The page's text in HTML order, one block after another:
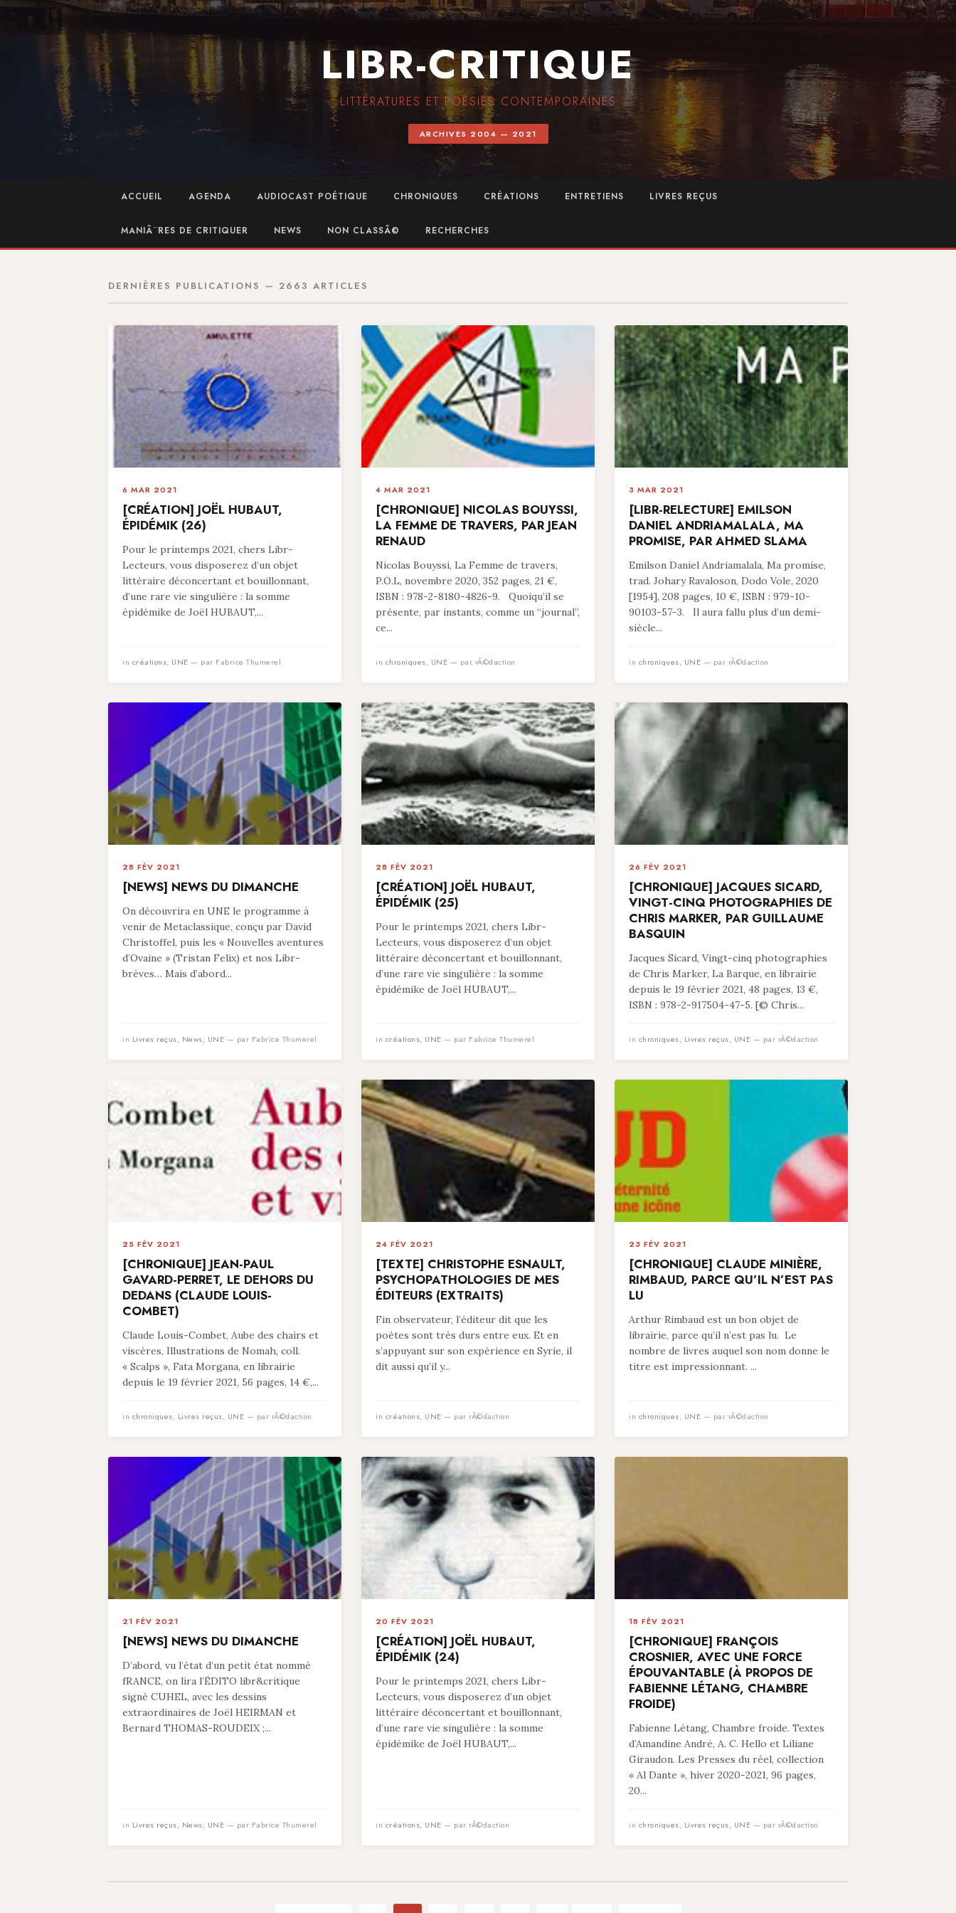
LIBR-CRITIQUE
LITTÉRATURES ET POÉSIES CONTEMPORAINES
ARCHIVES 2004 — 2021
ACCUEIL AGENDA AUDIOCAST POÉTIQUE CHRONIQUES CRÉATIONS ENTRETIENS LIVRES REÇUS
MANIÃ¨RES DE CRITIQUER NEWS NON CLASSÃ© RECHERCHES
DERNIÈRES PUBLICATIONS — 2663 ARTICLES
6 MAR 2021
[CRÉATION] JOËL HUBAUT,
ÉPIDÉMIK (26)
Pour le printemps 2021, chers Libr-
Lecteurs, vous disposerez d’un objet
littéraire déconcertant et bouillonnant,
d’une rare vie singulière : la somme
épidémike de Joël HUBAUT,...
in créations, UNE — par Fabrice Thumerel
4 MAR 2021
[CHRONIQUE] NICOLAS BOUYSSI,
LA FEMME DE TRAVERS, PAR JEAN
RENAUD
Nicolas Bouyssi, La Femme de travers,
P.O.L, novembre 2020, 352 pages, 21 €,
ISBN : 978-2-8180-4826-9. Quoiqu’il se
présente, par instants, comme un “journal”,
ce...
in chroniques, UNE — par rÃ©daction
3 MAR 2021
[LIBR-RELECTURE] EMILSON
DANIEL ANDRIAMALALA, MA
PROMISE, PAR AHMED SLAMA
Emilson Daniel Andriamalala, Ma promise,
trad. Johary Ravaloson, Dodo Vole, 2020
[1954], 208 pages, 10 €, ISBN : 979-10-
90103-57-3. Il aura fallu plus d’un demi-
siècle...
in chroniques, UNE — par rÃ©daction
28 FÉV 2021
[NEWS] NEWS DU DIMANCHE
On découvrira en UNE le programme à
venir de Metaclassique, conçu par David
Christoffel, puis les « Nouvelles aventures
d’Ovaine » (Tristan Felix) et nos Libr-
brèves… Mais d’abord...
in Livres reçus, News, UNE — par Fabrice Thumerel
28 FÉV 2021
[CRÉATION] JOËL HUBAUT,
ÉPIDÉMIK (25)
Pour le printemps 2021, chers Libr-
Lecteurs, vous disposerez d’un objet
littéraire déconcertant et bouillonnant,
d’une rare vie singulière : la somme
épidémike de Joël HUBAUT,...
in créations, UNE — par Fabrice Thumerel
26 FÉV 2021
[CHRONIQUE] JACQUES SICARD,
VINGT-CINQ PHOTOGRAPHIES DE
CHRIS MARKER, PAR GUILLAUME
BASQUIN
Jacques Sicard, Vingt-cinq photographies
de Chris Marker, La Barque, en librairie
depuis le 19 février 2021, 48 pages, 13 €,
ISBN : 978-2-917504-47-5. [© Chris...
in chroniques, Livres reçus, UNE — par rÃ©daction
25 FÉV 2021
[CHRONIQUE] JEAN-PAUL
GAVARD-PERRET, LE DEHORS DU
DEDANS (CLAUDE LOUIS-
COMBET)
Claude Louis-Combet, Aube des chairs et
viscères, Illustrations de Nomah, coll.
« Scalps », Fata Morgana, en librairie
depuis le 19 février 2021, 56 pages, 14 €,...
in chroniques, Livres reçus, UNE — par rÃ©daction
24 FÉV 2021
[TEXTE] CHRISTOPHE ESNAULT,
PSYCHOPATHOLOGIES DE MES
ÉDITEURS (EXTRAITS)
Fin observateur, l’éditeur dit que les
poètes sont très durs entre eux. Et en
s’appuyant sur son expérience en Syrie, il
dit aussi qu’il y...
in créations, UNE — par rÃ©daction
23 FÉV 2021
[CHRONIQUE] CLAUDE MINIÈRE,
RIMBAUD, PARCE QU’IL N’EST PAS
LU
Arthur Rimbaud est un bon objet de
librairie, parce qu’il n’est pas lu. Le
nombre de livres auquel son nom donne le
titre est impressionnant. ...
in chroniques, UNE — par rÃ©daction
21 FÉV 2021
[NEWS] NEWS DU DIMANCHE
D’abord, vu l’état d’un petit état nommé
fRANCE, on lira l’ÉDITO libr&critique
signé CUHEL, avec les dessins
extraordinaires de Joël HEIRMAN et
Bernard THOMAS-ROUDEIX ;...
in Livres reçus, News, UNE — par Fabrice Thumerel
20 FÉV 2021
[CRÉATION] JOËL HUBAUT,
ÉPIDÉMIK (24)
Pour le printemps 2021, chers Libr-
Lecteurs, vous disposerez d’un objet
littéraire déconcertant et bouillonnant,
d’une rare vie singulière : la somme
épidémike de Joël HUBAUT,...
in créations, UNE — par rÃ©daction
18 FÉV 2021
[CHRONIQUE] FRANÇOIS
CROSNIER, AVEC UNE FORCE
ÉPOUVANTABLE (À PROPOS DE
FABIENNE LÉTANG, CHAMBRE
FROIDE)
Fabienne Létang, Chambre froide. Textes
d’Amandine André, A. C. Hello et Liliane
Giraudon. Les Presses du réel, collection
« Al Dante », hiver 2020-2021, 96 pages,
20...
in chroniques, Livres reçus, UNE — par rÃ©daction